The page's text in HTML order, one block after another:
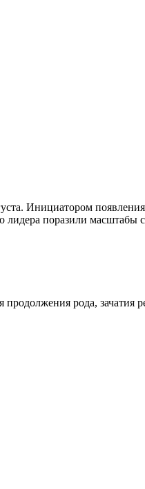
Инициатором
поразили масштабы
рода, зачатия